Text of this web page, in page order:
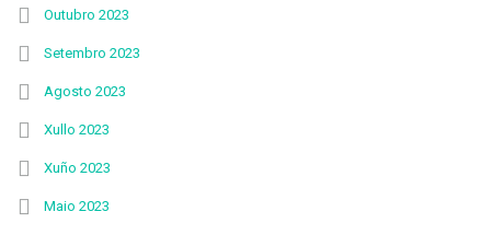
Outubro 2023
Setembro 2023
Agosto 2023
Xullo 2023
Xuño 2023
Maio 2023